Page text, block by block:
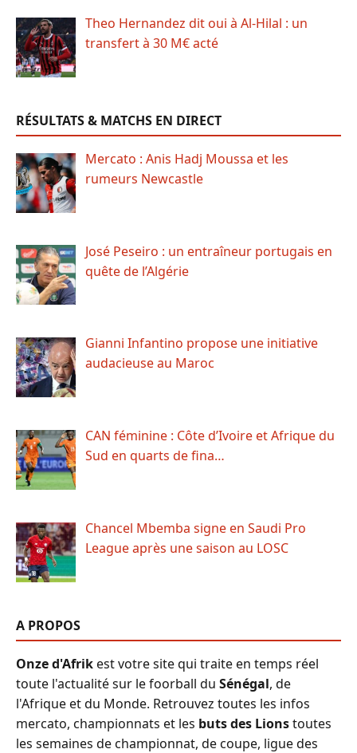
Theo Hernandez dit oui à Al-Hilal : un
transfert à 30 M€ acté
RÉSULTATS & MATCHS EN DIRECT
Mercato : Anis Hadj Moussa et les
rumeurs Newcastle
José Peseiro : un entraîneur portugais en
quête de l’Algérie
Gianni Infantino propose une initiative
audacieuse au Maroc
CAN féminine : Côte d’Ivoire et Afrique du
Sud en quarts de fina…
Chancel Mbemba signe en Saudi Pro
League après une saison au LOSC
A PROPOS
Onze d'Afrikest votre site qui traite en temps réel
toute l'actualité sur le foorball du Sénégal, de
l'Afrique et du Monde. Retrouvez toutes les infos
mercato, championnats et les buts des Lionstoutes
les semaines de championnat, de coupe, ligue des